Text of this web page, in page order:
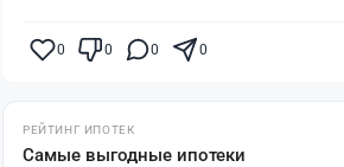
0 0 0 0
РЕЙТИНГ ИПОТЕК
Самые выгодные ипотеки